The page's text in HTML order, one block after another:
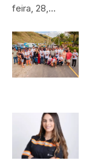
feira, 28,…